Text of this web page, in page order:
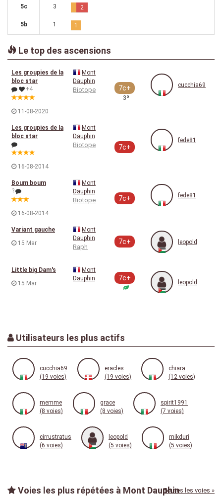
5c 3 2
5b 1 1
Le top des ascensions
Les groupies de la
bloc star
+4
11-08-2020
Mont
Dauphin
Biotope 7c+
3º
cucchia69
Les groupies de la
bloc star
16-08-2014
Mont
Dauphin
Biotope 7c+
fede81
Boum boum
?
16-08-2014
Mont
Dauphin
Biotope 7c+ fede81
Variant gauche
15 Mar
Mont
Dauphin
Raph
7c+ leopold
Little big Dam's
15 Mar
Mont
Dauphin
7c+
leopold
Utilisateurs les plus actifs
cucchia69
(19 voies)
eracles
(19 voies)
chiara
(12 voies)
memme
(8 voies)
grace
(8 voies)
spirit1991
(7 voies)
cirrustratus
(6 voies)
leopold
(5 voies)
mikduri
(5 voies)
Voies les plus répétées à Mont DauphinToutes les voies »